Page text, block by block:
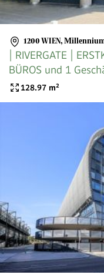
1200 WIEN,
| RIVERGATE |
BÜROS und 1
U-BAHN
128.97 m²